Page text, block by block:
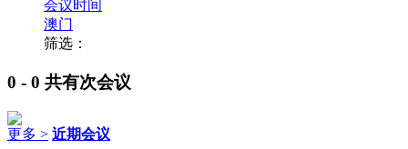
会议时间
澳门
筛选：
0 - 0 共有次会议
更多 > 近期会议